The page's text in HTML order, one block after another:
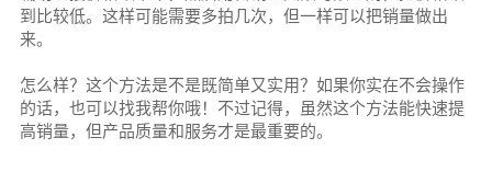
到比较低。这样可能需要多拍几次，但一样可以把销量做出
来。
怎么样？这个方法是不是既简单又实用？如果你实在不会操作
的话，也可以找我帮你哦！不过记得，虽然这个方法能快速提
高销量，但产品质量和服务才是最重要的。